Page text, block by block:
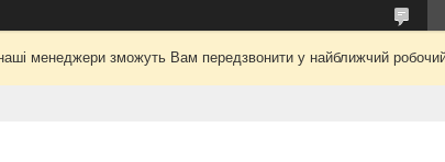
менеджери зможуть Вам передзвонити у найближчий